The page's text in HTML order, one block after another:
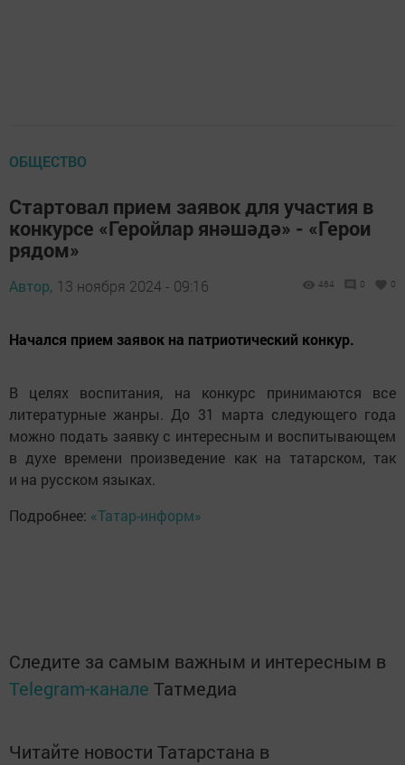
ОБЩЕСТВО
Стартовал прием заявок для участия в
конкурсе «Геройлар янәшәдә» - «Герои
рядом»
Автор, 13 ноября 2024 - 09:16 464 0 0
Начался прием заявок на патриотический конкур.
В целях воспитания, на конкурс принимаются все
литературные жанры. До 31 марта следующего года
можно подать заявку с интересным и воспитывающем
в духе времени произведение как на татарском, так
и на русском языках.
Подробнее: «Татар-информ»
Следите за самым важным и интересным в
Telegram-канале Татмедиа
Читайте новости Татарстана в